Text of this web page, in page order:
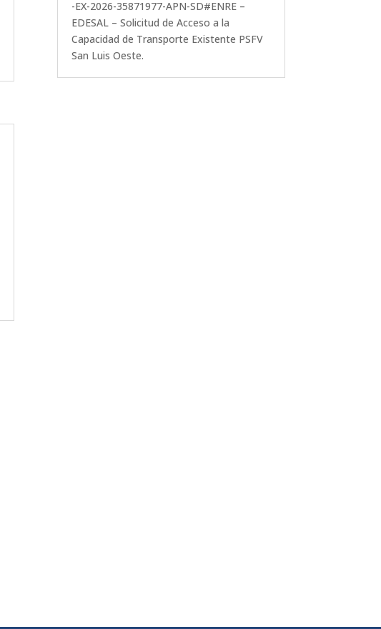
-EX-2026-35871977-APN-SD#ENRE –
EDESAL – Solicitud de Acceso a la
Capacidad de Transporte Existente PSFV
San Luis Oeste.